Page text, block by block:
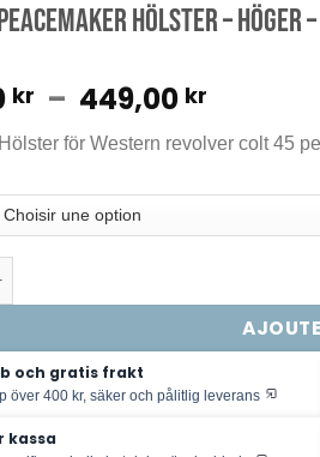
Hölster – Höger
kr – 449,00 krPlage
de
prix :
349,00
449,00
för Western revolver colt 45
Colt .45 Peacemaker Hölster -
och gratis frakt
över 400 kr, säker och pålitlig leverans
kassa